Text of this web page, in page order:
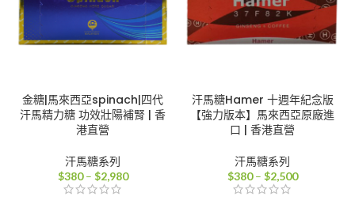
金糖|馬來西亞spinach|四代
汗馬精力糖 功效壯陽補腎 | 香
港直營
汗馬糖系列
$380 – $2,980價
汗馬糖Hamer 十週年紀念版
【強力版本】馬來西亞原廠進
口 | 香港直營
汗馬糖系列
$380 – $2,500價